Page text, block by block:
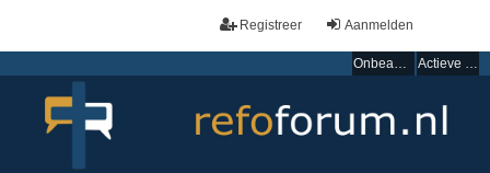
Aanmelden
Registreer
Onbeantwoorde onderwerpen Actieve onderwerpen